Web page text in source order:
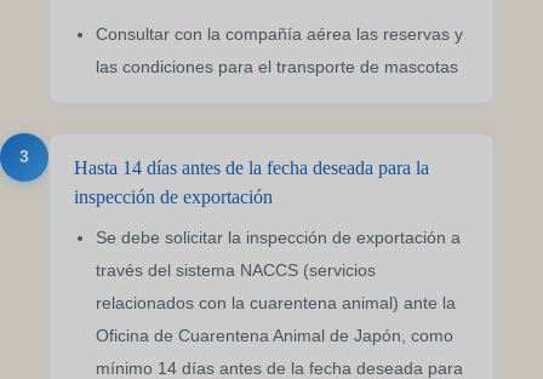
Consultar con la compañía aérea las reservas y
las condiciones para el transporte de mascotas
3
Hasta 14 días antes de la fecha deseada para la
inspección de exportación
Se debe solicitar la inspección de exportación a
través del sistema NACCS (servicios
relacionados con la cuarentena animal) ante la
Oficina de Cuarentena Animal de Japón, como
mínimo 14 días antes de la fecha deseada para